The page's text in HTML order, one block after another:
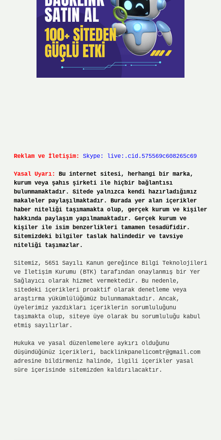
Reklam ve İletişim: Skype: live:.cid.575569c608265c69
Yasal Uyarı:
Bu internet sitesi, herhangi bir marka,
kurum veya şahıs şirketi ile hiçbir bağlantısı
bulunmamaktadır. Sitede yalnızca kendi hazırladığımız
makaleler paylaşılmaktadır. Burada yer alan içerikler
haber niteliği taşımamakta olup, gerçek kurum ve kişiler
hakkında paylaşım yapılmamaktadır. Gerçek kurum ve
kişiler ile isim benzerlikleri tamamen tesadüfidir.
Sitemizdeki bilgiler taslak halindedir ve tavsiye
niteliği taşımazlar.
Sitemiz, 5651 Sayılı Kanun gereğince Bilgi Teknolojileri
ve İletişim Kurumu (BTK) tarafından onaylanmış bir Yer
Sağlayıcı olarak hizmet vermektedir. Bu nedenle,
sitedeki içerikleri proaktif olarak denetleme veya
araştırma yükümlülüğümüz bulunmamaktadır. Ancak,
üyelerimiz yazdıkları içeriklerin sorumluluğunu
taşımakta olup, siteye üye olarak bu sorumluluğu kabul
etmiş sayılırlar.
Hukuka ve yasal düzenlemelere aykırı olduğunu
düşündüğünüz içerikleri, backlinkpanelicomtr@gmail.com
adresine bildirmeniz halinde, ilgili içerikler yasal
süre içerisinde sitemizden kaldırılacaktır.